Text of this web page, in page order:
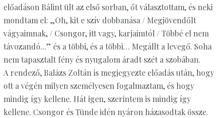
előadáson Bálint ült az első sorban, őt választottam, és neki
mondtam el: „Oh, kit e szív dobbanása / Megjövendőlt
vágyaimnak, / Csongor, itt vagy, karjaimtól / Többé el nem
távozandó...” és a többi, és a többi… Megállt a levegő. Soha
nem tapasztalt fény és nyugalom áradt szét a szobában.
A rendező, Balázs Zoltán is megjegyezte előadás után, hogy
ott a végén milyen személyesen fogalmaztam, és hogy
mindig így kellene. Hát igen, szerintem is mindig így
kellene. Csongor és Tünde idén nyáron házasodtak össze.